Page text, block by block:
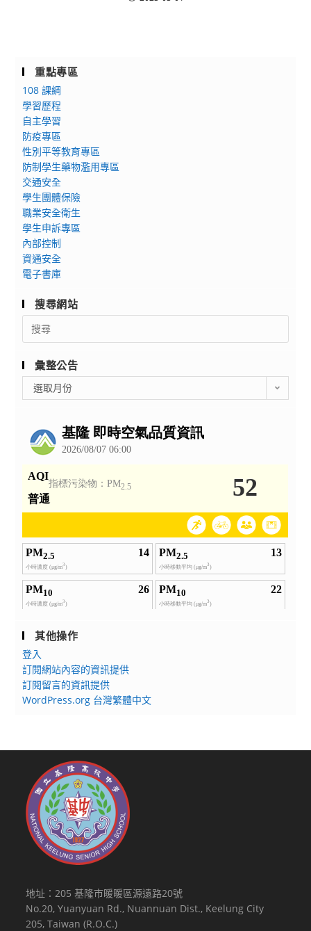
重點專區
108 課綱
學習歷程
自主學習
防疫專區
性別平等教育專區
防制學生藥物濫用專區
交通安全
學生團體保險
職業安全衛生
學生申訴專區
內部控制
資通安全
電子書庫
搜尋網站
Search
for:
彙整公告
整
選取月份
其他操作
登入
訂閱網站內容的資訊提供
訂閱留言的資訊提供
WordPress.org 台灣繁體中文
地址：205 基隆市暖暖區源遠路20號
No.20, Yuanyuan Rd., Nuannuan Dist., Keelung City
205, Taiwan (R.O.C.)